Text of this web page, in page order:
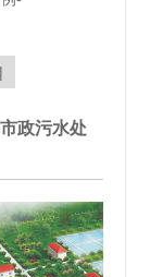
市政污水处